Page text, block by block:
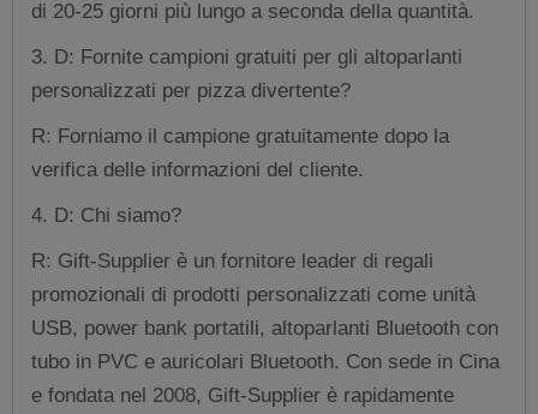
di 20-25 giorni più lungo a seconda della quantità.
3. D: Fornite campioni gratuiti per gli altoparlanti
personalizzati per pizza divertente?
R: Forniamo il campione gratuitamente dopo la
verifica delle informazioni del cliente.
4. D: Chi siamo?
R: Gift-Supplier è un fornitore leader di regali
promozionali di prodotti personalizzati come unità
USB, power bank portatili, altoparlanti Bluetooth con
tubo in PVC e auricolari Bluetooth. Con sede in Cina
e fondata nel 2008, Gift-Supplier è rapidamente